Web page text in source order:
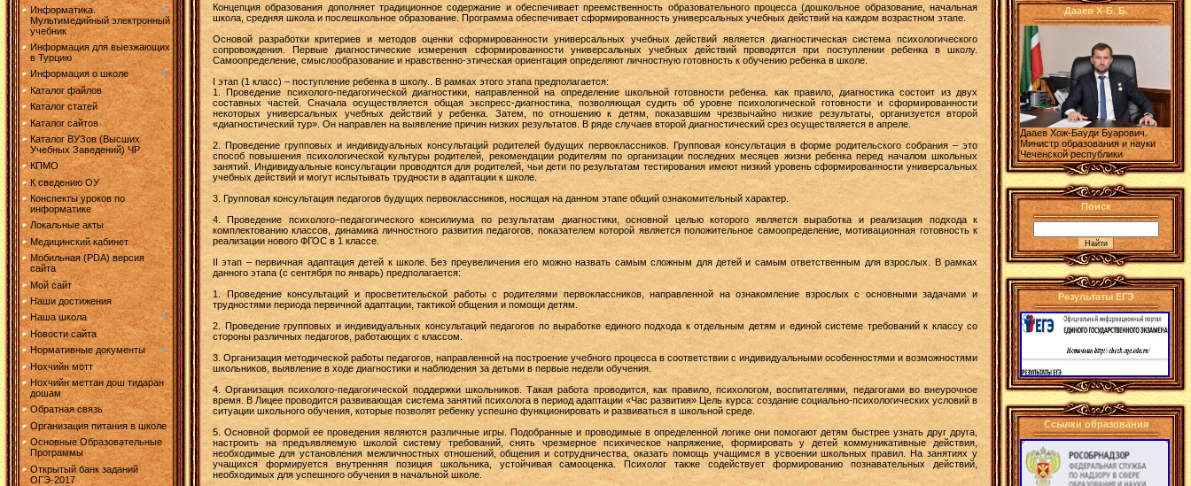
Информатика.
Мультимедийный электронный
учебник
Информация для выезжающих
в Турцию
Информация о школе
Каталог файлов
Каталог статей
Каталог сайтов
Каталог ВУЗов (Высших
Учебных Заведений) ЧР
КПМО
К сведению ОУ
Конспекты уроков по
информатике
Локальные акты
Медицинский кабинет
Мобильная (PDA) версия
сайта
Мой сайт
Наши достижения
Наша школа
Новости сайта
Нормативные документы
Нохчийн мотт
Нохчийн меттан дош тидаран
дошам
Обратная связь
Организация питания в школе
Основные Образовательные
Программы
Открытый банк заданий
ОГЭ-2017
Концепция образования дополняет традиционное содержание и обеспечивает преемственность образовательного процесса (дошкольное образование, начальная
школа, средняя школа и послешкольное образование. Программа обеспечивает сформированность универсальных учебных действий на каждом возрастном этапе.
Основой разработки критериев и методов оценки сформированности универсальных учебных действий является диагностическая система психологического
сопровождения. Первые диагностические измерения сформированности универсальных учебных действий проводятся при поступлении ребенка в школу.
Самоопределение, смыслообразование и нравственно-этическая ориентация определяют личностную готовность к обучению ребенка в школе.
I этап (1 класс) – поступление ребенка в школу.. В рамках этого этапа предполагается:
1. Проведение психолого-педагогической диагностики, направленной на определение школьной готовности ребенка. как правило, диагностика состоит из двух
составных частей. Сначала осуществляется общая экспресс-диагностика, позволяющая судить об уровне психологической готовности и сформированности
некоторых универсальных учебных действий у ребенка. Затем, по отношению к детям, показавшим чрезвычайно низкие результаты, организуется второй
«диагностический тур». Он направлен на выявление причин низких результатов. В ряде случаев второй диагностический срез осуществляется в апреле.
2. Проведение групповых и индивидуальных консультаций родителей будущих первоклассников. Групповая консультация в форме родительского собрания – это
способ повышения психологической культуры родителей, рекомендации родителям по организации последних месяцев жизни ребенка перед началом школьных
занятий. Индивидуальные консультации проводятся для родителей, чьи дети по результатам тестирования имеют низкий уровень сформированности универсальных
учебных действий и могут испытывать трудности в адаптации к школе.
3. Групповая консультация педагогов будущих первоклассников, носящая на данном этапе общий ознакомительный характер.
4. Проведение психолого–педагогического консилиума по результатам диагностики, основной целью которого является выработка и реализация подхода к
комплектованию классов, динамика личностного развития педагогов, показателем которой является положительное самоопределение, мотивационная готовность к
реализации нового ФГОС в 1 классе.
II этап – первичная адаптация детей к школе. Без преувеличения его можно назвать самым сложным для детей и самым ответственным для взрослых. В рамках
данного этапа (с сентября по январь) предполагается:
1. Проведение консультаций и просветительской работы с родителями первоклассников, направленной на ознакомление взрослых с основными задачами и
трудностями периода первичной адаптации, тактикой общения и помощи детям.
2. Проведение групповых и индивидуальных консультаций педагогов по выработке единого подхода к отдельным детям и единой системе требований к классу со
стороны различных педагогов, работающих с классом.
3. Организация методической работы педагогов, направленной на построение учебного процесса в соответствии с индивидуальными особенностями и возможностями
школьников, выявление в ходе диагностики и наблюдения за детьми в первые недели обучения.
4. Организация психолого-педагогической поддержки школьников. Такая работа проводится, как правило, психологом, воспитателями, педагогами во внеурочное
время. В Лицее проводится развивающая система занятий психолога в период адаптации «Час развития» Цель курса: создание социально-психологических условий в
ситуации школьного обучения, которые позволят ребенку успешно функционировать и развиваться в школьной среде.
5. Основной формой ее проведения являются различные игры. Подобранные и проводимые в определенной логике они помогают детям быстрее узнать друг друга,
настроить на предъявляемую школой систему требований, снять чрезмерное психическое напряжение, формировать у детей коммуникативные действия,
необходимые для установления межличностных отношений, общения и сотрудничества, оказать помощь учащимся в усвоении школьных правил. На занятиях у
учащихся формируется внутренняя позиция школьника, устойчивая самооценка. Психолог также содействует формированию познавательных действий,
необходимых для успешного обучения в начальной школе.
Дааев Х-Б. Б.
Дааев Хож-Бауди Буарович.
Министр образования и науки
Чеченской республики
Поиск
Результаты ЕГЭ
Ссылки образования